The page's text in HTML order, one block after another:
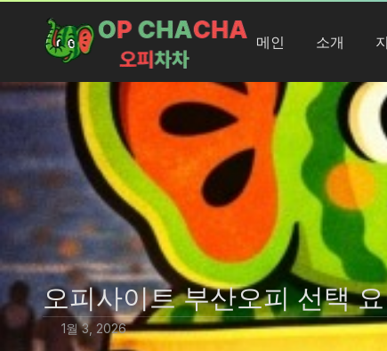
메인 소개
오피사이트 부산오피 선택
1월 3, 2026